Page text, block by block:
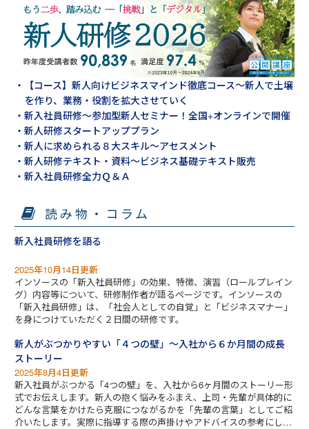
・【コース】新人向けビジネスマインド徹底コース～新人で土壌
を作り、業務・役割を拡大させていく
・新入社員研修～参加型新人セミナー！全国+オンラインで開催
・新人研修スタートアッププラン
・新人に求められる８大スキル～アセスメント
・新人研修テキスト・資料～ビジネス基礎テキスト販売
・新入社員研修全力Ｑ＆Ａ
読み物・コラム
新入社員研修を語る
2025年10月14日更新
インソースの「新入社員研修」の効果、特徴、演習（ロールプレイン
グ）内容等について、研修制作者が語るページです。インソースの
「新入社員研修」は、「社会人としての自覚」と「ビジネスマナー」
を身につけていただく２日間の研修です。
新人がぶつかりやすい「４つの壁」～入社から６か月間の成長
ストーリー
2025年8月4日更新
新入社員がぶつかる「4つの壁」を、入社から6ヶ月間のストーリー形
式でお伝えします。新人の抱く悩みをふまえ、上司・先輩が具体的に
どんな言葉をかけたら克服につながるかを「先輩の言葉」としてご紹
介いたします。実際に指導する際の声掛けやアドバイスの参考にして